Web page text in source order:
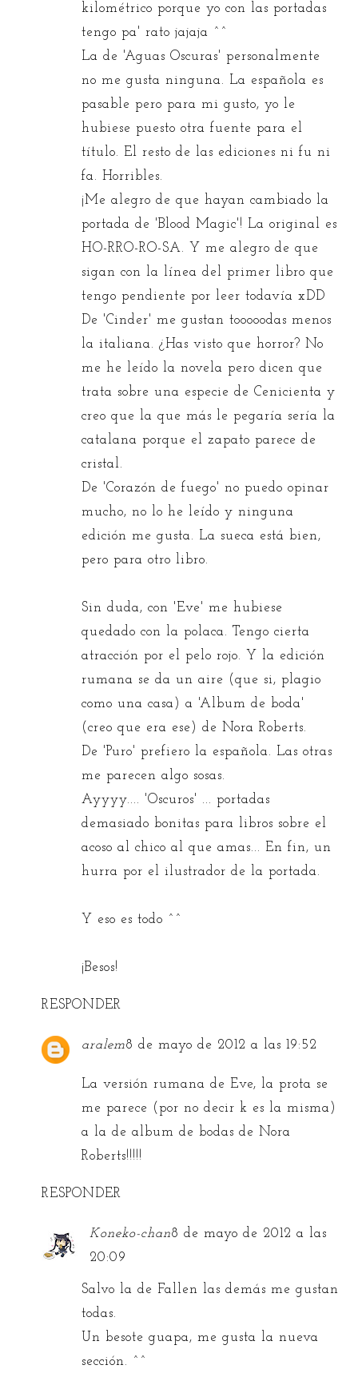
kilométrico porque yo con las portadas
tengo pa' rato jajaja ^^
La de 'Aguas Oscuras' personalmente
no me gusta ninguna. La española es
pasable pero para mi gusto, yo le
hubiese puesto otra fuente para el
título. El resto de las ediciones ni fu ni
fa. Horribles.
¡Me alegro de que hayan cambiado la
portada de 'Blood Magic'! La original es
HO-RRO-RO-SA. Y me alegro de que
sigan con la línea del primer libro que
tengo pendiente por leer todavía xDD
De 'Cinder' me gustan tooooodas menos
la italiana. ¿Has visto que horror? No
me he leído la novela pero dicen que
trata sobre una especie de Cenicienta y
creo que la que más le pegaría sería la
catalana porque el zapato parece de
cristal.
De 'Corazón de fuego' no puedo opinar
mucho, no lo he leído y ninguna
edición me gusta. La sueca está bien,
pero para otro libro.
Sin duda, con 'Eve' me hubiese
quedado con la polaca. Tengo cierta
atracción por el pelo rojo. Y la edición
rumana se da un aire (que si, plagio
como una casa) a 'Album de boda'
(creo que era ese) de Nora Roberts.
De 'Puro' prefiero la española. Las otras
me parecen algo sosas.
Ayyyy.... 'Oscuros' ... portadas
demasiado bonitas para libros sobre el
acoso al chico al que amas... En fin, un
hurra por el ilustrador de la portada.
Y eso es todo ^^
¡Besos!
RESPONDER
aralem8 de mayo de 2012 a las 19:52
La versión rumana de Eve, la prota se
me parece (por no decir k es la misma)
a la de album de bodas de Nora
Roberts!!!!!
RESPONDER
Koneko-chan8 de mayo de 2012 a las
20:09
Salvo la de Fallen las demás me gustan
todas.
Un besote guapa, me gusta la nueva
sección. ^^